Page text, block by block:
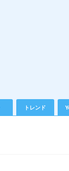
トレンド